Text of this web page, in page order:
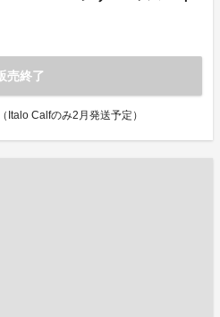
売終了
Calfのみ2月発送予定）